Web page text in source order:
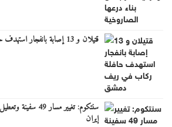
قتيلان و 13 إصابة بانفجار استهدف حافلة ركاب في ريف دمشق
سنتكوم: تغيير
إيران